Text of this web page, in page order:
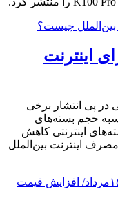
اعمال ضریب ۲.۷ برای اینترنت
در پی انتشار برخی
حجم بسته‌های
اینترنتی کاهش
اینترنت بین‌الملل
پنجشنبه